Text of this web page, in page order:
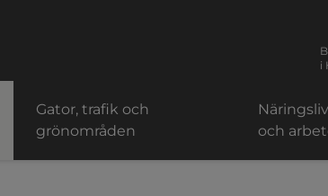
i
Gator, trafik och
grönområden
Näringsliv
och